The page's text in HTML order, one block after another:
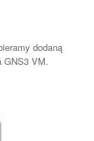
dodaną
GNS3 VM.